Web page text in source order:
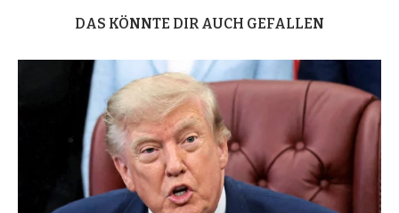
DAS KÖNNTE DIR AUCH GEFALLEN